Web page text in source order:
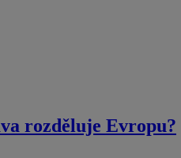
rozděluje Evropu?